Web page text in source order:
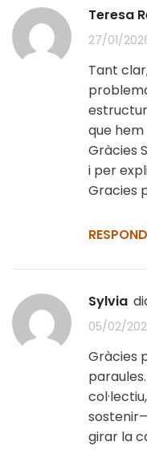
Teresa
27/01/
Tant
que
Gràcies
i per
Gracies
Sylvia
05/02/
Gràcies
girar la